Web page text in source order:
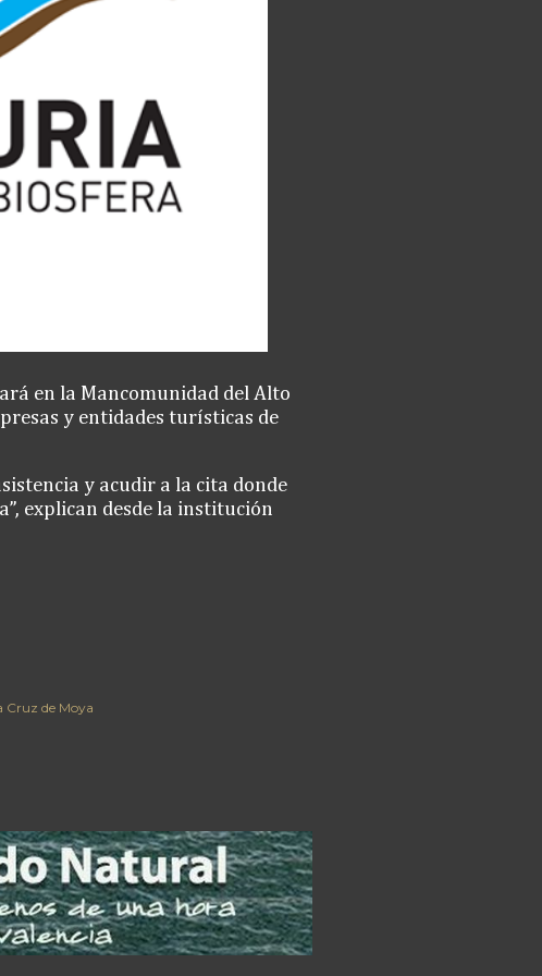
en la Mancomunidad del Alto
y entidades turísticas de
y acudir a la cita donde
explican desde la institución
Cruz de Moya